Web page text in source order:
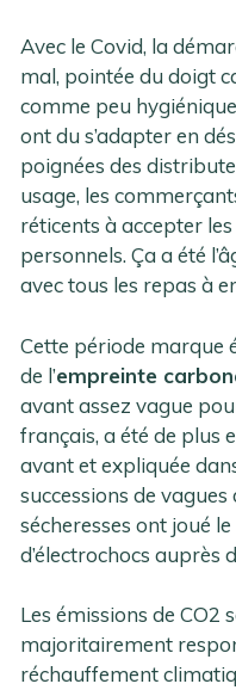
Avec le Covid, la
mal, pointée du doigt
comme peu
ont du s’adapter en
poignées des
usage, les
réticents à accepter
personnels. Ça a été
avec tous les repas à
Cette période marque
de l’empreinte
avant assez vague
français, a été de plus
avant et expliquée
successions de vagues
sécheresses ont joué
d’électrochocs auprès
Les émissions de CO2
majoritairement
réchauffement